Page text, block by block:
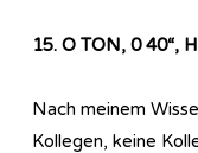
15. O TON, 0 40“,
Nach meinem
Kollegen, keine